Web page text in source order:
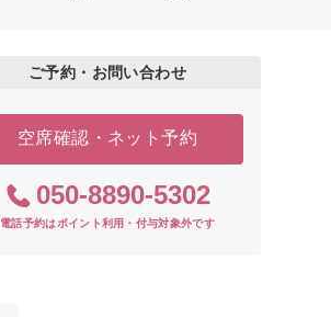
ご予約・お問い合わせ
空席確認・ネット予約
050-8890-5302
電話予約はポイント利用・付与対象外です